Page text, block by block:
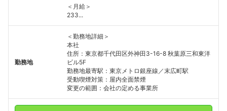
＜月給＞
233...
勤務地
＜勤務地詳細＞
本社
住所：東京都千代田区外神田3-16-8 秋葉原三和東洋
ビル5F
勤務地最寄駅：東京メトロ銀座線／末広町駅
受動喫煙対策：屋内全面禁煙
変更の範囲：会社の定める事業所